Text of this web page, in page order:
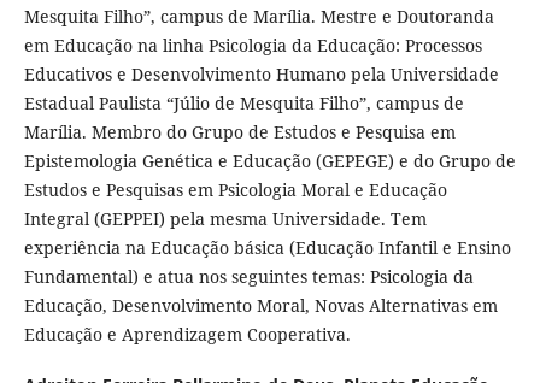
Mesquita Filho”, campus de Marília. Mestre e Doutoranda
em Educação na linha Psicologia da Educação: Processos
Educativos e Desenvolvimento Humano pela Universidade
Estadual Paulista “Júlio de Mesquita Filho”, campus de
Marília. Membro do Grupo de Estudos e Pesquisa em
Epistemologia Genética e Educação (GEPEGE) e do Grupo de
Estudos e Pesquisas em Psicologia Moral e Educação
Integral (GEPPEI) pela mesma Universidade. Tem
experiência na Educação básica (Educação Infantil e Ensino
Fundamental) e atua nos seguintes temas: Psicologia da
Educação, Desenvolvimento Moral, Novas Alternativas em
Educação e Aprendizagem Cooperativa.